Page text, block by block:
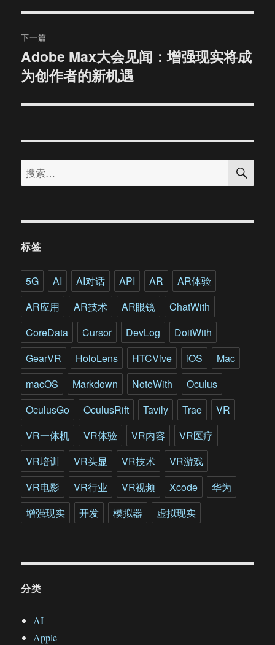
航
章：
下一篇
下
篇
章：
Adobe Max大会见闻：增强现实将成
为创作者的新机遇
搜
索：
搜
标签
5G AI AI对话 API AR
AR体验
AR应用
AR技术 AR眼镜
ChatWith
CoreData
Cursor DevLog
DoitWith
GearVR
HoloLens HTCVive iOS
Mac
macOS
Markdown NoteWith
Oculus
OculusGo
OculusRift Tavily Trae
VR
VR一体机
VR体验 VR内容
VR医疗
VR培训
VR头显 VR技术
VR游戏
VR电影
VR行业 VR视频 Xcode
华为
增强现实
开发 模拟器 虚拟现实
分类
AI
Apple